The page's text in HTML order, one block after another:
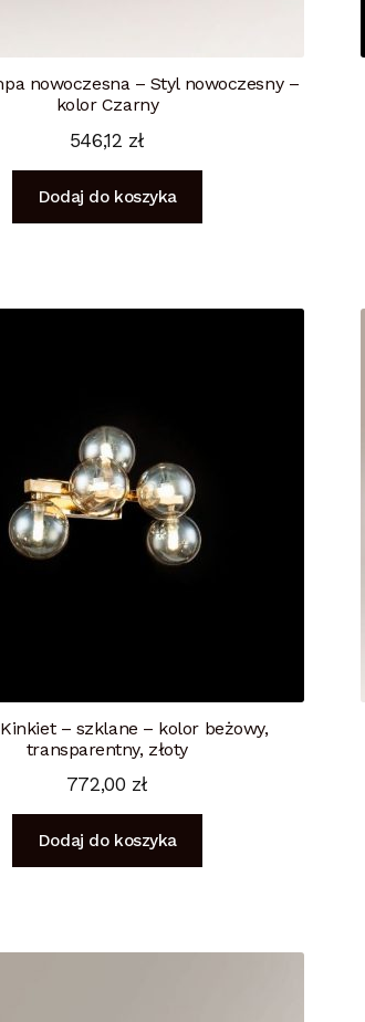
nowoczesna – Styl nowoczesny –
kolor Czarny
546,12 zł
Dodaj do koszyka
– szklane – kolor beżowy,
transparentny, złoty
772,00 zł
Dodaj do koszyka